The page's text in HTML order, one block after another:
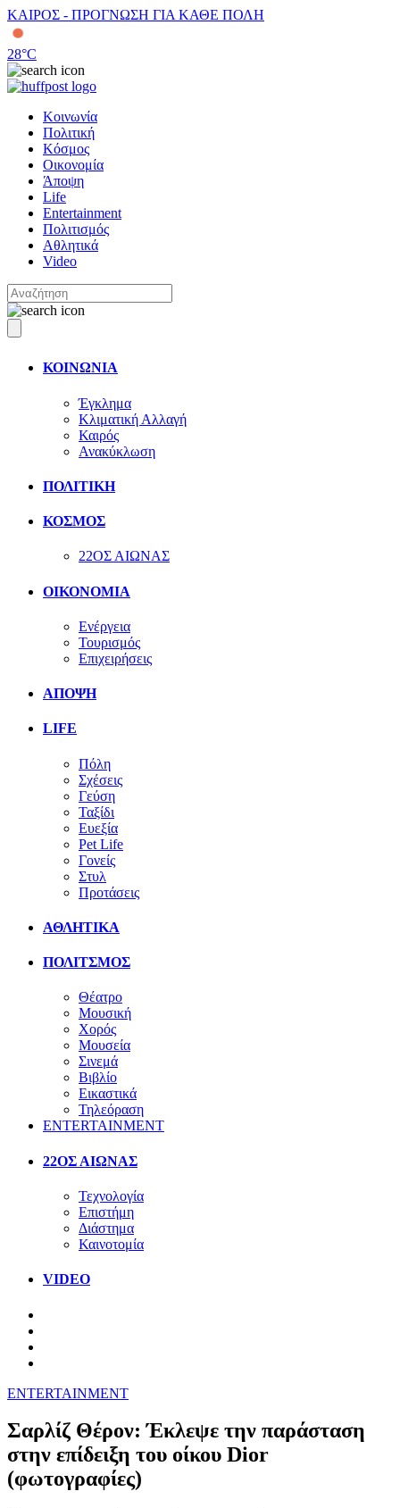
ΚΑΙΡΟΣ - ΠΡΟΓΝΩΣΗ ΓΙΑ ΚΑΘΕ ΠΟΛΗ
28°C
Κοινωνία
Πολιτική
Κόσμος
Οικονομία
Άποψη
Life
Entertainment
Πολιτισμός
Αθλητικά
Video
ΚΟΙΝΩΝΙΑ
Έγκλημα
Κλιματική Αλλαγή
Καιρός
Ανακύκλωση
ΠΟΛΙΤΙΚΗ
ΚΟΣΜΟΣ
22ΟΣ ΑΙΩΝΑΣ
ΟΙΚΟΝΟΜΙΑ
Ενέργεια
Τουρισμός
Επιχειρήσεις
ΑΠΟΨΗ
LIFE
Πόλη
Σχέσεις
Γεύση
Ταξίδι
Ευεξία
Pet Life
Γονείς
Στυλ
Προτάσεις
ΑΘΛΗΤΙΚΑ
ΠΟΛΙΤΣΜΟΣ
Θέατρο
Μουσική
Χορός
Μουσεία
Σινεμά
Βιβλίο
Εικαστικά
Τηλεόραση
ENTERTAINMENT
22ΟΣ ΑΙΩΝΑΣ
Τεχνολογία
Επιστήμη
Διάστημα
Καινοτομία
VIDEO
ENTERTAINMENT
Σαρλίζ Θέρον: Έκλεψε την παράσταση
στην επίδειξη του οίκου Dior
(φωτογραφίες)